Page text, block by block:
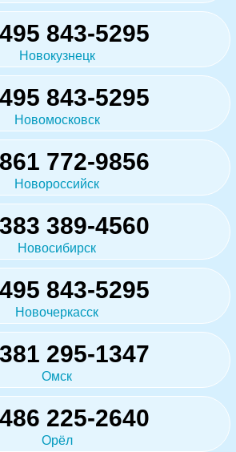
843-5295
Новокузнецк
843-5295
Новомосковск
772-9856
Новороссийск
389-4560
Новосибирск
843-5295
Новочеркасск
295-1347
Омск
225-2640
Орёл